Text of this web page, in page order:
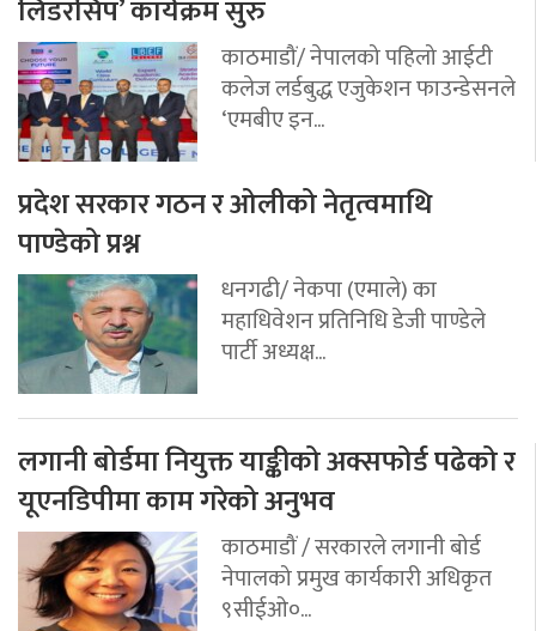
लिडरसिप’ कार्यक्रम सुरु
काठमाडौं/ नेपालको पहिलो आईटी
कलेज लर्डबुद्ध एजुकेशन फाउन्डेसनले
‘एमबीए इन...
प्रदेश सरकार गठन र ओलीको नेतृत्वमाथि
पाण्डेको प्रश्न
धनगढी/ नेकपा (एमाले) का
महाधिवेशन प्रतिनिधि डेजी पाण्डेले
पार्टी अध्यक्ष...
लगानी बोर्डमा नियुक्त याङ्कीको अक्सफोर्ड पढेको र
यूएनडिपीमा काम गरेको अनुभव
काठमाडौं / सरकारले लगानी बोर्ड
नेपालको प्रमुख कार्यकारी अधिकृत
९सीईओ०...